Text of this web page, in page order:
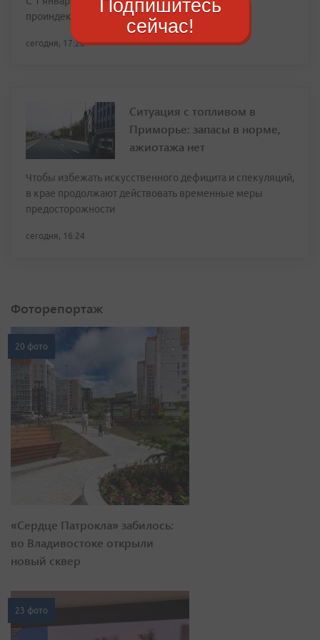
проиндексированы на 10–20%
сегодня, 17:28
Ситуация с топливом в
Приморье: запасы в норме,
ажиотажа нет
Чтобы избежать искусственного дефицита и спекуляций,
в крае продолжают действовать временные меры
предосторожности
сегодня, 16:24
Фоторепортаж
20 фото
«Сердце Патрокла» забилось:
во Владивостоке открыли
новый сквер
23 фото
Подпишитесь
сейчас!